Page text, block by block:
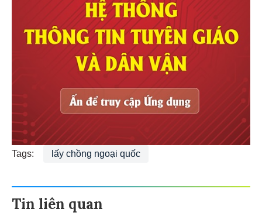
Tags: lấy chồng ngoại quốc
Tin liên quan